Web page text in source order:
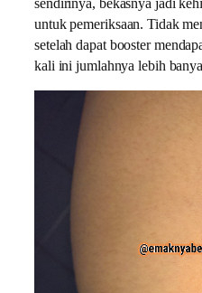
sendirinya, bekasnya jadi
untuk pemeriksaan. Tidak
setelah dapat booster
kali ini jumlahnya lebih